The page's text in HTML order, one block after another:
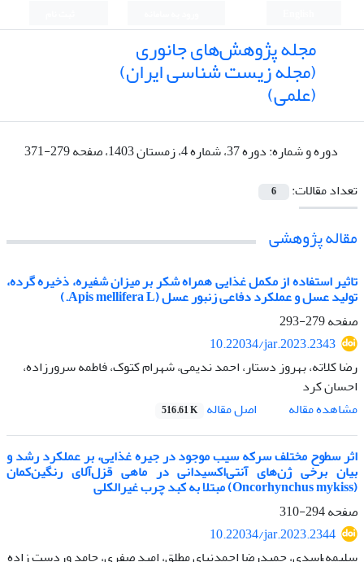
مجله پژوهش‌های جانوری
(مجله زیست شناسی ایران)
(علمی)
دوره و شماره:دوره 37، شماره 4، زمستان 1403، صفحه 279-371
تعداد مقالات:
6
مقاله پژوهشی
تاثیر استفاده از مکمل غذایی همراه شکر بر میزان شفیره، ذخیره گرده،
تولید عسل و عملکرد دفاعی زنبور‌ عسل (Apis mellifera L.)
صفحه279-293
10.22034/jar.2023.2343
رضا کلاته، بهروز دستار، احمد ندیمی، شهرام کتوک، فاطمه سرورزاده،
احسان کرد
مشاهده مقاله
اصل مقاله 516.61 K
اثر سطوح مختلف سرکه سیب موجود در جیره غذایی، بر عملکرد رشد و
بیان برخی ژن‌های آنتی‌اکسیدانی در ماهی قزل‌آلای رنگین‌کمان
(Oncorhynchus mykiss) مبتلا به کبد چرب غیرالکلی
صفحه294-310
10.22034/jar.2023.2344